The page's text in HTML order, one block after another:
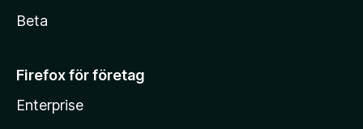
Beta
Firefox för företag
Enterprise